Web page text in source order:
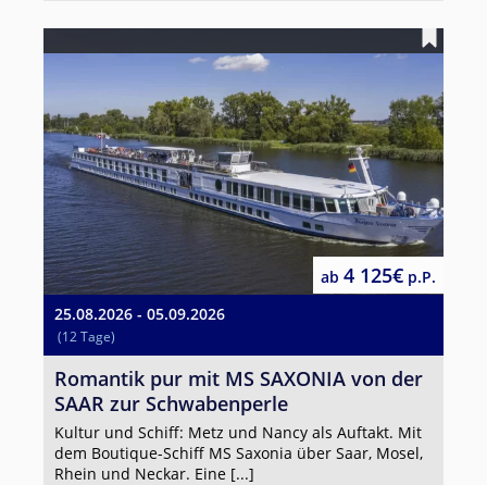
25.08.2026 - 05.09.2026
(12 Tage)
ab 4 125€ p.P.
Romantik pur mit MS SAXONIA von der
SAAR zur Schwabenperle
Kultur und Schiff: Metz und Nancy als Auftakt. Mit
dem Boutique-Schiff MS Saxonia über Saar, Mosel,
Rhein und Neckar. Eine [...]